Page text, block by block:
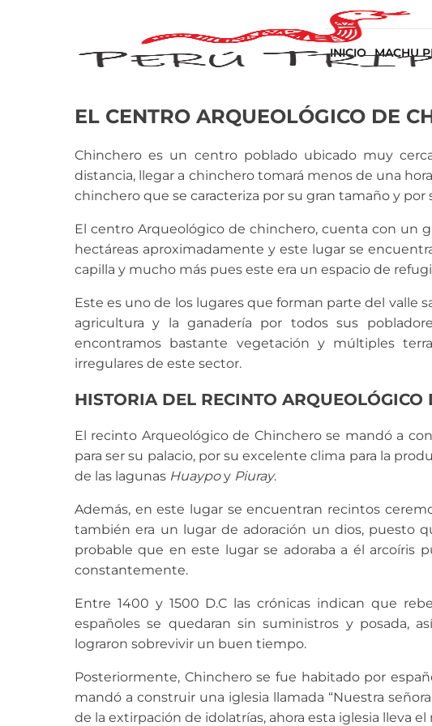
INICIO MACHU
EL CENTRO ARQUEOLÓGICO DE
Chinchero es un centro poblado ubicado muy
distancia, llegar a chinchero tomará menos de una
chinchero que se caracteriza por su gran tamaño y por
El centro Arqueológico de chinchero, cuenta con un
hectáreas aproximadamente y este lugar se
capilla y mucho más pues este era un espacio de
Este es uno de los lugares que forman parte del valle
agricultura y la ganadería por todos sus
encontramos bastante vegetación y múltiples
irregulares de este sector.
HISTORIA DEL RECINTO ARQUEOLÓGICO
El recinto Arqueológico de Chinchero se mandó a
para ser su palacio, por su excelente clima para la
de las lagunas Huaypoy Piuray.
Además, en este lugar se encuentran recintos
también era un lugar de adoración un dios, puesto
probable que en este lugar se adoraba a él arcoíris
constantemente.
Entre 1400 y 1500 D.C las crónicas indican que
españoles se quedaran sin suministros y posada,
lograron sobrevivir un buen tiempo.
Posteriormente, Chinchero se fue habitado por
mandó a construir una iglesia llamada “Nuestra
de la extirpación de idolatrías, ahora esta iglesia lleva